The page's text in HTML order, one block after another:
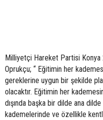
Milliyetçi Hareket Partisi Konya
Oprukçu; “ Eğitimin her
gereklerine uygun bir şekilde
olacaktır. Eğitimin her
dışında başka bir dilde ana
kademelerinde ve özellikle